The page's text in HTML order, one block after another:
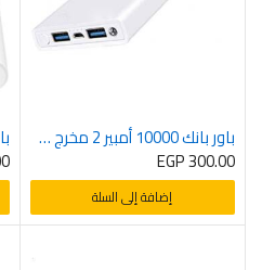
باور بانك 10000 أمبير 2 مخرج – أبيض
EGP300.00
إضافة إلى السلة